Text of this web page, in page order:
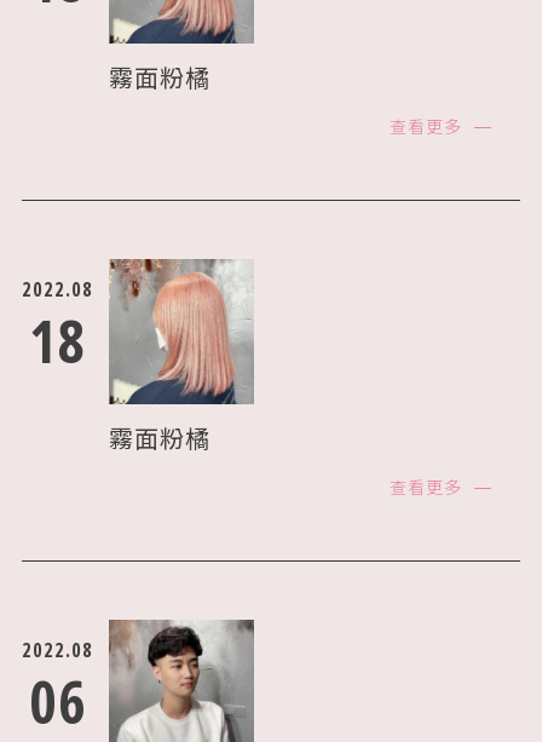
霧面粉橘
查看更多
2022.08
18
霧面粉橘
查看更多
2022.08
06